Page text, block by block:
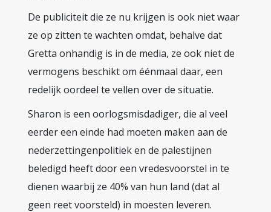
De publiciteit die ze nu krijgen is ook niet waar
ze op zitten te wachten omdat, behalve dat
Gretta onhandig is in de media, ze ook niet de
vermogens beschikt om éénmaal daar, een
redelijk oordeel te vellen over de situatie.
Sharon is een oorlogsmisdadiger, die al veel
eerder een einde had moeten maken aan de
nederzettingenpolitiek en de palestijnen
beledigd heeft door een vredesvoorstel in te
dienen waarbij ze 40% van hun land (dat al
geen reet voorsteld) in moesten leveren.